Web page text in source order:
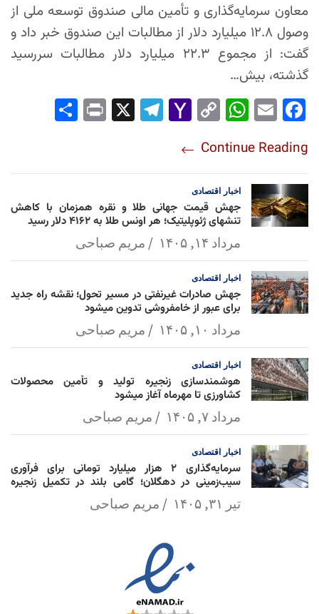
معاون سرمایه‌گذاری و تأمین مالی صندوق توسعه ملی از
وصول ۱۲.۸ میلیارد دلار از مطالبات این صندوق خبر داد و
گفت: از مجموع ۲۲.۳ میلیارد دلار مطالبات سررسید
گذشته، بیش…
Fac
ok
Em
Wh
Ap
p
Co
Lin
k
Yah
l
Tel
Pri
Continue Reading
اخبار اقتصادی
جهش قیمت جهانی طلا و نقره همزمان با کاهش
تنشهای ژئوپلیتیک؛ هر اونس طلا به ۴۱۶۲ دلار رسید
مرداد ۱۴, ۱۴۰۵ مریم صباحی
اخبار اقتصادی
جهش صادرات غیرنفتی در مسیر تحول؛ نقشه راه جدید
برای عبور از خامفروشی تدوین میشود
مرداد ۱۰, ۱۴۰۵ مریم صباحی
اخبار اقتصادی
هوشمندسازی زنجیره تولید و تأمین محصولات
کشاورزی تا مهرماه آغاز میشود
مرداد ۷, ۱۴۰۵ مریم صباحی
اخبار اقتصادی
سرمایه‌گذاری ۲ هزار میلیارد تومانی برای فرآوری
سیب‌زمینی در دهگلان؛ گامی بلند در تکمیل زنجیره
ارزش کشاورزیتیر ۳۱, ۱۴۰۵ مریم صباحی